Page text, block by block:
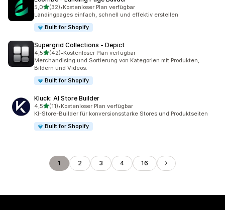
5,0von 5 Sternen
(32)
32 Rezensionen insgesamt
•Kostenloser Plan verfügbar
Landingpages einfach, schnell und effektiv erstellen
Built for Shopify
Supergrid Collections ‑ Depict
4,5von 5 Sternen
(42)
42 Rezensionen insgesamt
•Kostenloser Plan verfügbar
Merchandising und Sortierung von Kategorien mit Produkten,
Bildern und Videos.
Built for Shopify
Kluck: AI Store Builder
4,5von 5 Sternen
(11)
11 Rezensionen insgesamt
•Kostenloser Plan verfügbar
KI-Store-Builder für konversionsstarke Stores und Produktseiten
Built for Shopify
1 2 3 4 16